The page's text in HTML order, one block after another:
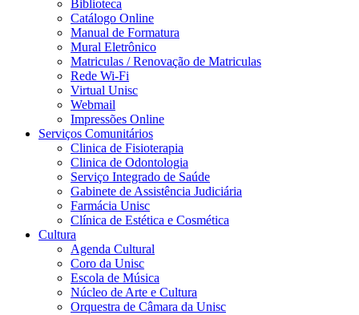
Biblioteca
Catálogo Online
Manual de Formatura
Mural Eletrônico
Matriculas / Renovação de Matriculas
Rede Wi-Fi
Virtual Unisc
Webmail
Impressões Online
Serviços Comunitários
Clinica de Fisioterapia
Clinica de Odontologia
Serviço Integrado de Saúde
Gabinete de Assistência Judiciária
Farmácia Unisc
Clínica de Estética e Cosmética
Cultura
Agenda Cultural
Coro da Unisc
Escola de Música
Núcleo de Arte e Cultura
Orquestra de Câmara da Unisc